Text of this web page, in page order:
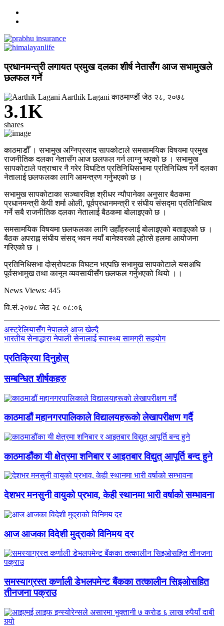
प्रधानमन्त्री लगायत प्रमुख दलका शीर्ष नेतासँग आज सभामुखले
छलफल गर्ने
Aarthik Laganiकाठमाण्डाैंजेठ २८, २०७८
3.1K
shares
काठमाडौँ । सभामुख अग्निप्रसाद सापकोटाले समसामयिक विषयमा प्रमुख
राजनीतिक दलका नेतासँग आज छलफल गर्न लाग्नु भएको छ । सभामुख
सापकोटाले पत्राचार नै गरेर विघटित प्रतिनिधिसभामा प्रतिनिधित्व गर्ने दलका
नेतालाई छलफलका लागि आमन्त्रण गर्नुभएको छ ।
सभामुख सापकोटाका सञ्चारविज्ञ श्रीधर न्यौपानेका अनुसार बैठकमा
प्रधानमन्त्री केपी शर्मा ओली, पूर्वप्रधानमन्त्री र संघीय संसद्मा प्रतिनिधित्व
गर्ने सबै राजनीतिक दलका नेतालाई बैठकमा बोलाइएको छ ।
समसामयिक विषयमा छलफलका लागि उहाँहरुलाई बोलाइएको बताइएको छ ।
बैठक अपराह्न संघीय संसद् भवन नयाँ बानेश्वरको ल्होत्से हलमा आयोजना
गरिएको छ ।
प्रतिनिधिसभा दोस्रोपटक विघटन भएपछि सभामुख सापकोटाले यसअघि
पूर्वसभामुख तथा कानून व्यवसायीसँग छलफल गर्नुभएको थियो ।।
News Views: 445
वि.सं.२०७८ जेठ २८ ०८:०६
अस्ट्रेलियासँग नेपालले आज खेल्दै
भारतीय सेनाद्धारा नेपाली सेनालाई स्वास्थ्य सामग्री सहयोग
प्रतिक्रिया दिनुहोस्
सम्बन्धित शीर्षकहरु
काठमाडौं महानगरपालिकाले विद्यालयहरूको लेखापरीक्षण गर्दै
काठमाडौंका यी क्षेत्रमा शनिबार र आइतबार विद्युत् आपूर्ति बन्द हुने
देशभर मनसुनी वायुको प्रभाव, केही स्थानमा भारी वर्षाको सम्भावना
आज आजका विदेशी मुद्राको विनिमय दर
समस्याग्रस्त कर्णाली डेभलपमेन्ट बैंकका तत्कालीन सिइओसहित
तीनजना पक्राउ